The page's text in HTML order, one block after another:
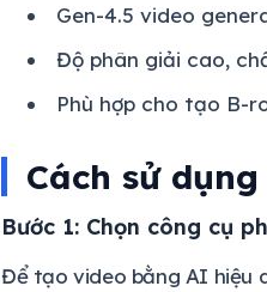
Gen-4.5 video
Độ phân giải cao,
Phù hợp cho tạo B-
Cách sử
Bước 1: Chọn công cụ
Để tạo video bằng AI hiệu